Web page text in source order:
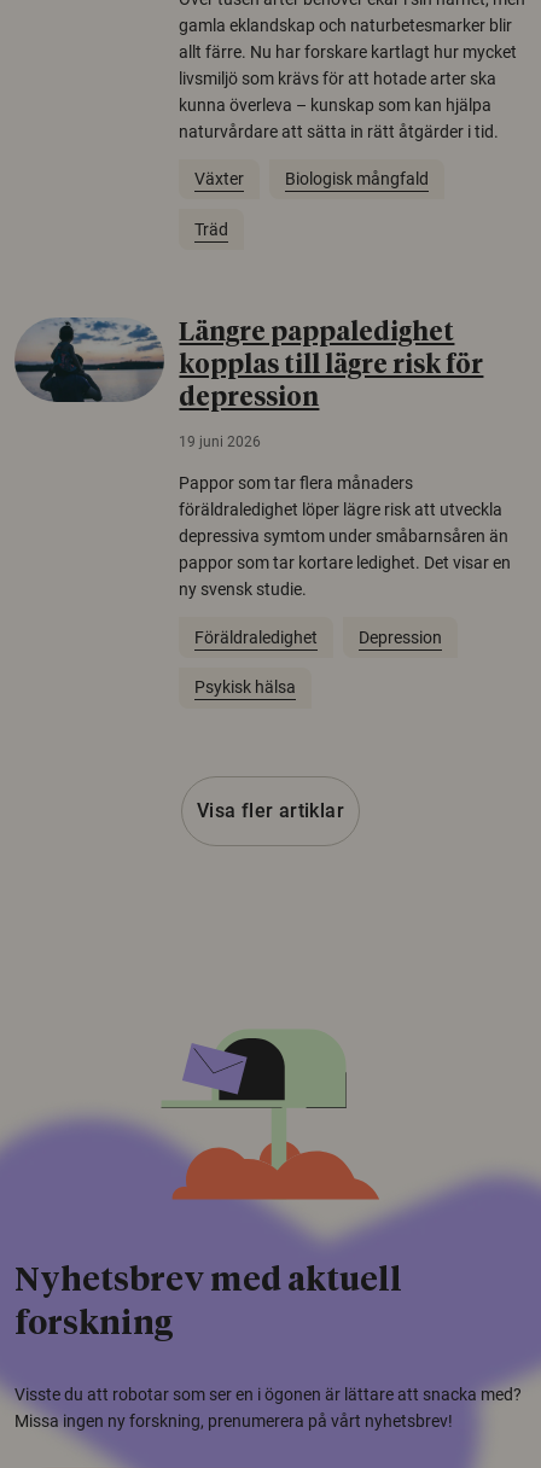
gamla eklandskap och naturbetesmarker blir
allt färre. Nu har forskare kartlagt hur mycket
livsmiljö som krävs för att hotade arter ska
kunna överleva – kunskap som kan hjälpa
naturvårdare att sätta in rätt åtgärder i tid.
Växter Biologisk mångfald
Träd
Längre pappaledighet
kopplas till lägre risk för
depression
19 juni 2026
Pappor som tar flera månaders
föräldraledighet löper lägre risk att utveckla
depressiva symtom under småbarnsåren än
pappor som tar kortare ledighet. Det visar en
ny svensk studie.
Föräldraledighet Depression
Psykisk hälsa
Visa fler artiklar
Nyhetsbrev med aktuell
forskning
Visste du att robotar som ser en i ögonen är lättare att snacka med?
Missa ingen ny forskning, prenumerera på vårt nyhetsbrev!